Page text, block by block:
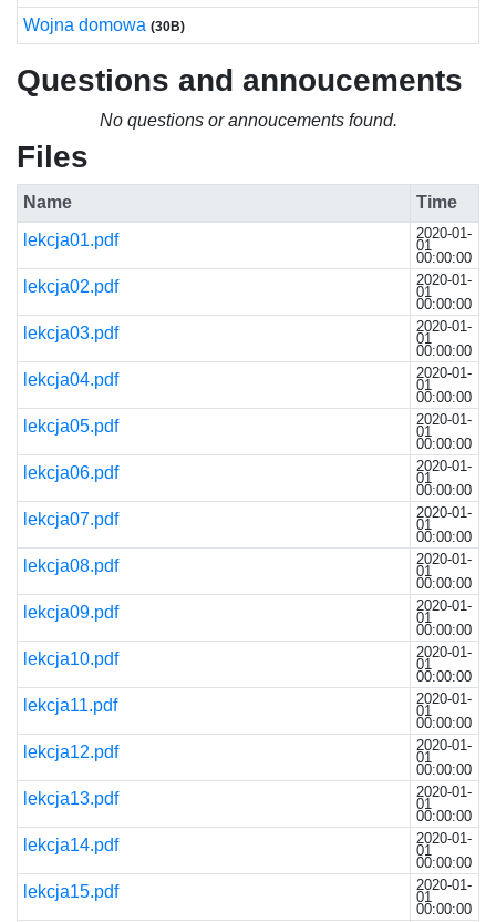
Wojna domowa (30B)
Questions and annoucements
No questions or annoucements found.
Files
Name
Time
lekcja01.pdf
2020-01-
01
00:00:00
lekcja02.pdf 2020-01-
01
00:00:00
lekcja03.pdf 2020-01-
01
00:00:00
lekcja04.pdf 2020-01-
01
00:00:00
lekcja05.pdf 2020-01-
01
00:00:00
lekcja06.pdf 2020-01-
01
00:00:00
lekcja07.pdf 2020-01-
01
00:00:00
lekcja08.pdf 2020-01-
01
00:00:00
lekcja09.pdf 2020-01-
01
00:00:00
lekcja10.pdf 2020-01-
01
00:00:00
lekcja11.pdf 2020-01-
01
00:00:00
lekcja12.pdf 2020-01-
01
00:00:00
lekcja13.pdf 2020-01-
01
00:00:00
lekcja14.pdf 2020-01-
01
00:00:00
lekcja15.pdf 2020-01-
01
00:00:00